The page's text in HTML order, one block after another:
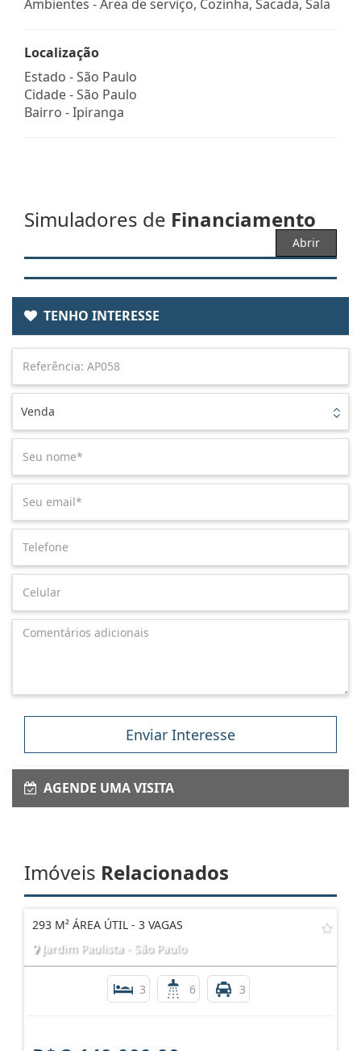
Ambientes - Área de serviço, Cozinha, Sacada, Sala
Localização
Estado -São Paulo
Cidade -São Paulo
Bairro -Ipiranga
Simuladores de Financiamento
Abrir
TENHO INTERESSE
Venda
Enviar Interesse
AGENDE UMA VISITA
Imóveis Relacionados
293 M² ÁREA ÚTIL - 3 VAGAS
Jardim Paulista - São Paulo
3 6 3